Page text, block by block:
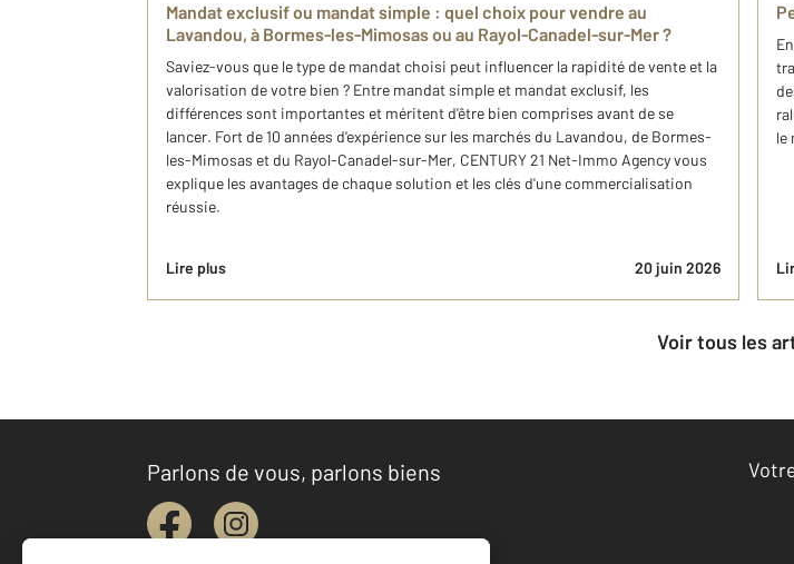
Mandat exclusif ou mandat simple : quel choix pour vendre au
Lavandou, à Bormes-les-Mimosas ou au Rayol-Canadel-sur-Mer ?
Saviez-vous que le type de mandat choisi peut influencer la rapidité de vente et la
valorisation de votre bien ? Entre mandat simple et mandat exclusif, les
différences sont importantes et méritent d'être bien comprises avant de se
lancer. Fort de 10 années d'expérience sur les marchés du Lavandou, de Bormes-
les-Mimosas et du Rayol-Canadel-sur-Mer, CENTURY 21 Net-Immo Agency vous
explique les avantages de chaque solution et les clés d'une commercialisation
réussie.
Lire plus 20 juin 2026
le
Voir tous les
Parlons de vous, parlons biens